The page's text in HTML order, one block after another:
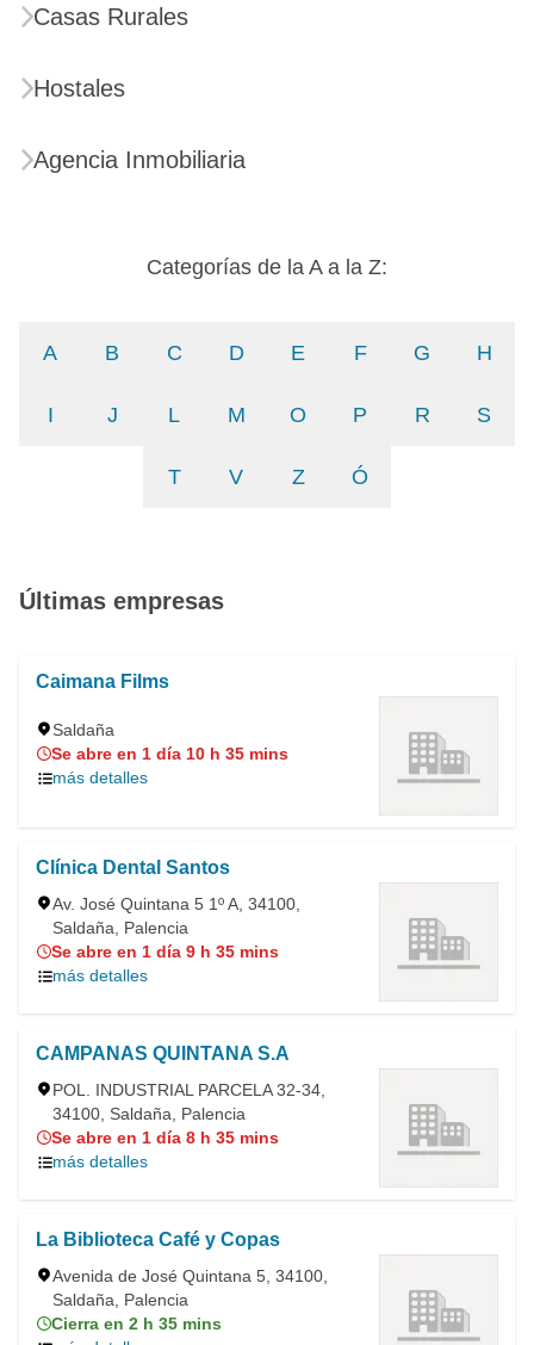
Casas Rurales
Hostales
Agencia Inmobiliaria
Categorías de la A a la Z:
A B C D E F G H
I J L M O P R S
T V Z Ó
Últimas empresas
Caimana Films
Saldaña
Se abre en 1 día 10 h 35 mins
más detalles
Clínica Dental Santos
Av. José Quintana 5 1º A, 34100,
Saldaña, Palencia
Se abre en 1 día 9 h 35 mins
más detalles
CAMPANAS QUINTANA S.A
POL. INDUSTRIAL PARCELA 32-34,
34100, Saldaña, Palencia
Se abre en 1 día 8 h 35 mins
más detalles
La Biblioteca Café y Copas
Avenida de José Quintana 5, 34100,
Saldaña, Palencia
Cierra en 2 h 35 mins